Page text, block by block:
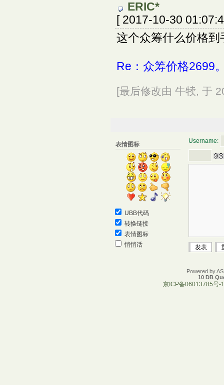
ERIC*
[ 2017-10-30
这个众筹什么价格到
Re：众筹价格2699
[最后修改由 牛犊, 于
表情图标
UBB代码
转换链接
表情图标
悄悄话
Username:
Powered by
10 DB
京ICP备06013785号-1